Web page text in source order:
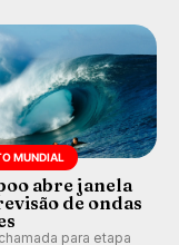
esporte e indústria.
MUNDIAL
abre janela
de ondas
para etapa